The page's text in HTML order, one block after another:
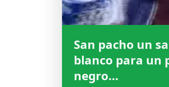
San pacho un
blanco para un
negro…